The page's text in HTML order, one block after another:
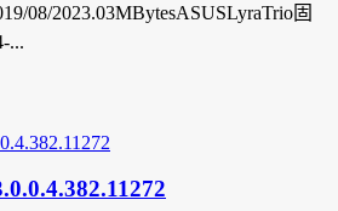
08/2023.03MBytesASUSLyraTrio固
...